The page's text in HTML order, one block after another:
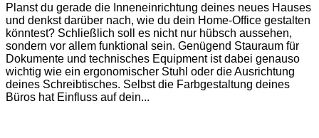
Planst du gerade die Inneneinrichtung deines neues Hauses
und denkst darüber nach, wie du dein Home-Office gestalten
könntest? Schließlich soll es nicht nur hübsch aussehen,
sondern vor allem funktional sein. Genügend Stauraum für
Dokumente und technisches Equipment ist dabei genauso
wichtig wie ein ergonomischer Stuhl oder die Ausrichtung
deines Schreibtisches. Selbst die Farbgestaltung deines
Büros hat Einfluss auf dein...